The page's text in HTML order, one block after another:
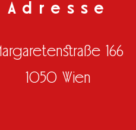
Adresse
166
1050 Wien